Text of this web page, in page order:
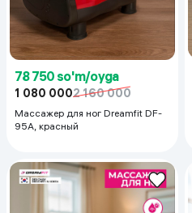
78 750 so'm/oyga
1 080 0002 160 000
Массажер для ног Dreamfit DF-
95A, красный